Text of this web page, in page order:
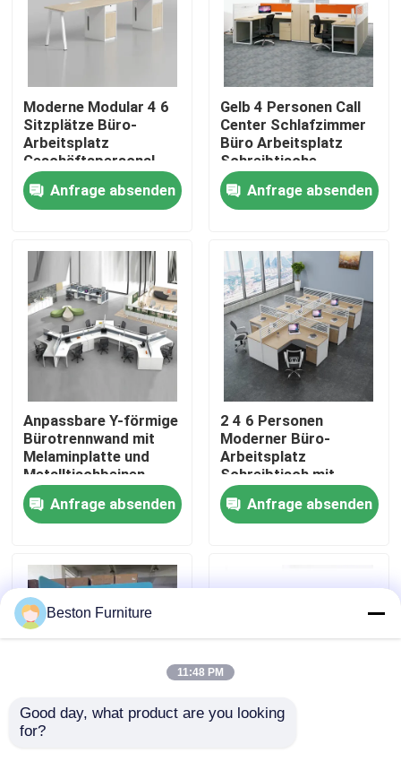
Heim
Produkte
Über uns
Werksbesichtigung
Qualitätskontrolle
Nachrichten
Blog
Moderne Modular 4 6
Sitzplätze Büro-
Arbeitsplatz
Geschäftspersonal
Büro-Schreibtisch mit
Privacy-Bildschirm-
Partition
Anfrage absenden
Gelb 4 Personen Call
Center Schlafzimmer
Büro Arbeitsplatz
Schreibtische
Anfrage absenden
Anpassbare Y-förmige
Bürotrennwand mit
Melaminplatte und
Metalltischbeinen
Anfrage absenden
2 4 6 Personen
Moderner Büro-
Arbeitsplatz
Schreibtisch mit
Aluminiumprofil
Stoffmaterial und
30mm dicker Platte
Anfrage absenden
Anpassbare Größe
Beston Furniture
11:48 PM
Good day, what product are you looking
for?